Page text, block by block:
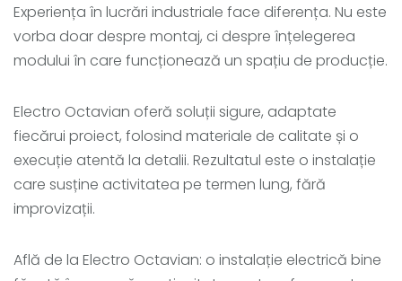
Experiența în lucrări industriale face diferența. Nu este
vorba doar despre montaj, ci despre înțelegerea
modului în care funcționează un spațiu de producție.
Electro Octavian oferă soluții sigure, adaptate
fiecărui proiect, folosind materiale de calitate și o
execuție atentă la detalii. Rezultatul este o instalație
care susține activitatea pe termen lung, fără
improvizații.
Află de la Electro Octavian: o instalație electrică bine